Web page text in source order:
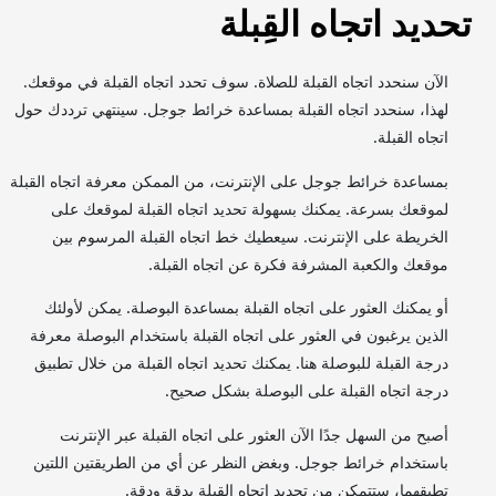
تحديد اتجاه القِبلة
الآن سنحدد اتجاه القبلة للصلاة. سوف تحدد اتجاه القبلة في موقعك.
لهذا، سنحدد اتجاه القبلة بمساعدة خرائط جوجل. سينتهي ترددك حول
اتجاه القبلة.
بمساعدة خرائط جوجل على الإنترنت، من الممكن معرفة اتجاه القبلة
لموقعك بسرعة. يمكنك بسهولة تحديد اتجاه القبلة لموقعك على
الخريطة على الإنترنت. سيعطيك خط اتجاه القبلة المرسوم بين
موقعك والكعبة المشرفة فكرة عن اتجاه القبلة.
أو يمكنك العثور على اتجاه القبلة بمساعدة البوصلة. يمكن لأولئك
الذين يرغبون في العثور على اتجاه القبلة باستخدام البوصلة معرفة
درجة القبلة للبوصلة هنا. يمكنك تحديد اتجاه القبلة من خلال تطبيق
درجة اتجاه القبلة على البوصلة بشكل صحيح.
أصبح من السهل جدًا الآن العثور على اتجاه القبلة عبر الإنترنت
باستخدام خرائط جوجل. وبغض النظر عن أي من الطريقتين اللتين
تطبقهما، ستتمكن من تحديد اتجاه القبلة بدقة ودقة.